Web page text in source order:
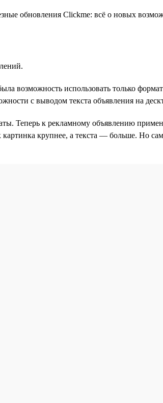
возможность использовать только
с выводом текста объявления на
Теперь к рекламному объявлению
крупнее, а текста — больше. Но